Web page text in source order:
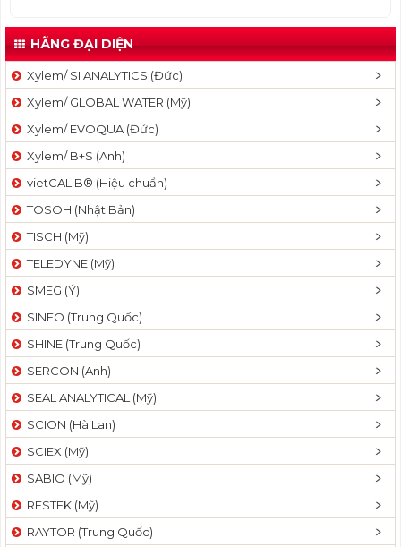
HÃNG ĐẠI DIỆN
Xylem/ SI ANALYTICS (Đức)
Xylem/ GLOBAL WATER (Mỹ)
Xylem/ EVOQUA (Đức)
Xylem/ B+S (Anh)
vietCALIB® (Hiệu chuẩn)
TOSOH (Nhật Bản)
TISCH (Mỹ)
TELEDYNE (Mỹ)
SMEG (Ý)
SINEO (Trung Quốc)
SHINE (Trung Quốc)
SERCON (Anh)
SEAL ANALYTICAL (Mỹ)
SCION (Hà Lan)
SCIEX (Mỹ)
SABIO (Mỹ)
RESTEK (Mỹ)
RAYTOR (Trung Quốc)